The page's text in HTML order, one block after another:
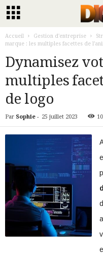
Accueil Gestion d'entreprise
marque : les multiples facettes de
Dynamisez
multiples
de logo
Par Sophie - 25 juillet 2023